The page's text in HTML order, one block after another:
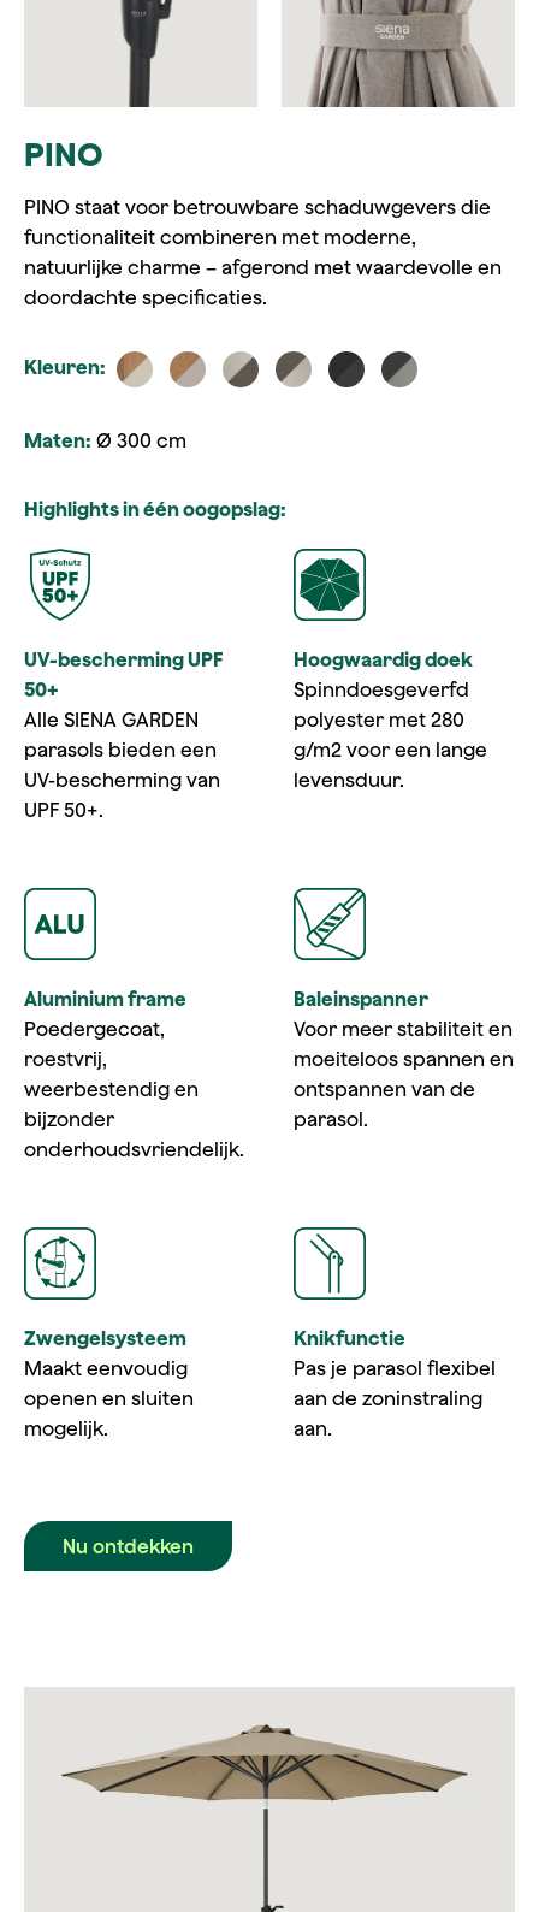
PINO
PINO staat voor betrouwbare schaduwgevers die
functionaliteit combineren met moderne,
natuurlijke charme – afgerond met waardevolle en
doordachte specificaties.
Kleuren:
Maten: Ø 300 cm
Highlights in één oogopslag:
UV-bescherming UPF
50+
Alle SIENA GARDEN
parasols bieden een
UV-bescherming van
UPF 50+.
Hoogwaardig doek
Spinndoesgeverfd
polyester met 280
g/m2 voor een lange
levensduur.
Aluminium frame
Poedergecoat,
roestvrij,
weerbestendig en
bijzonder
onderhoudsvriendelijk.
Baleinspanner
Voor meer stabiliteit en
moeiteloos spannen en
ontspannen van de
parasol.
Zwengelsysteem
Maakt eenvoudig
openen en sluiten
mogelijk.
Knikfunctie
Pas je parasol flexibel
aan de zoninstraling
aan.
Nu ontdekken